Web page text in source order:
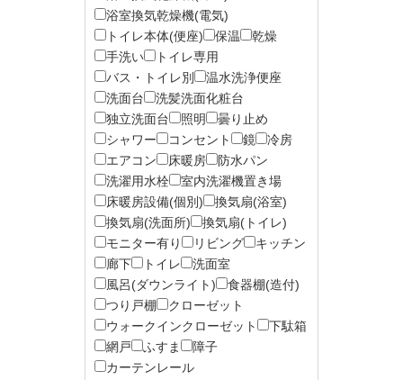
浴室換気乾燥機(電気)
トイレ本体(便座)
保温
乾燥
手洗い
トイレ専用
バス・トイレ別
温水洗浄便座
洗面台
洗髪洗面化粧台
独立洗面台
照明
曇り止め
シャワー
コンセント 鏡
冷房
エアコン
床暖房
防水パン
洗濯用水栓
室内洗濯機置き場
床暖房設備(個別)
換気扇(浴室)
換気扇(洗面所)
換気扇(トイレ)
モニター有り
リビング
キッチン
廊下
トイレ
洗面室
風呂(ダウンライト)
食器棚(造付)
つり戸棚
クローゼット
ウォークインクローゼット
下駄箱
網戸
ふすま
障子
カーテンレール